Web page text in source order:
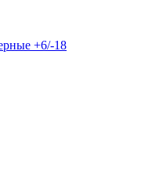
+6/-18